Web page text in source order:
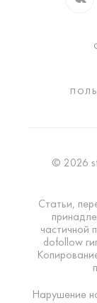
© 2026
Статьи,
частичной
dofollow
Нарушение